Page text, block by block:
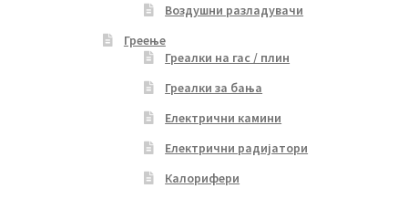
Воздушни разладувачи
Греење
Греалки на гас / плин
Греалки за бања
Електрични камини
Електрични радијатори
Калорифери